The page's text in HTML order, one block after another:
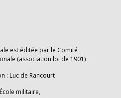
est éditée par le Comité
(association loi de 1901)
: Luc de Rancourt
militaire,